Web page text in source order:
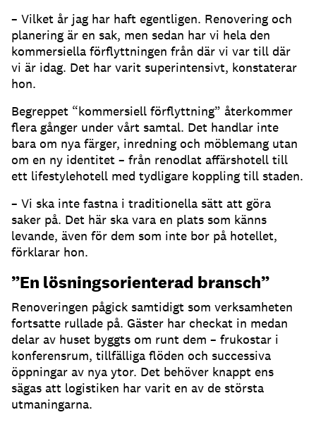
– Vilket år jag har haft egentligen. Renovering och
planering är en sak, men sedan har vi hela den
kommersiella förflyttningen från där vi var till där
vi är idag. Det har varit superintensivt, konstaterar
hon.
Begreppet “kommersiell förflyttning” återkommer
flera gånger under vårt samtal. Det handlar inte
bara om nya färger, inredning och möblemang utan
om en ny identitet – från renodlat affärshotell till
ett lifestylehotell med tydligare koppling till staden.
– Vi ska inte fastna i traditionella sätt att göra
saker på. Det här ska vara en plats som känns
levande, även för dem som inte bor på hotellet,
förklarar hon.
”En lösningsorienterad bransch”
Renoveringen pågick samtidigt som verksamheten
fortsatte rullade på. Gäster har checkat in medan
delar av huset byggts om runt dem – frukostar i
konferensrum, tillfälliga flöden och successiva
öppningar av nya ytor. Det behöver knappt ens
sägas att logistiken har varit en av de största
utmaningarna.